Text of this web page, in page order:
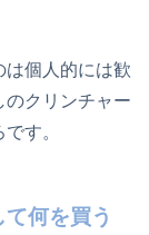
は個人的には歓
のクリンチャー
す。
何を買う